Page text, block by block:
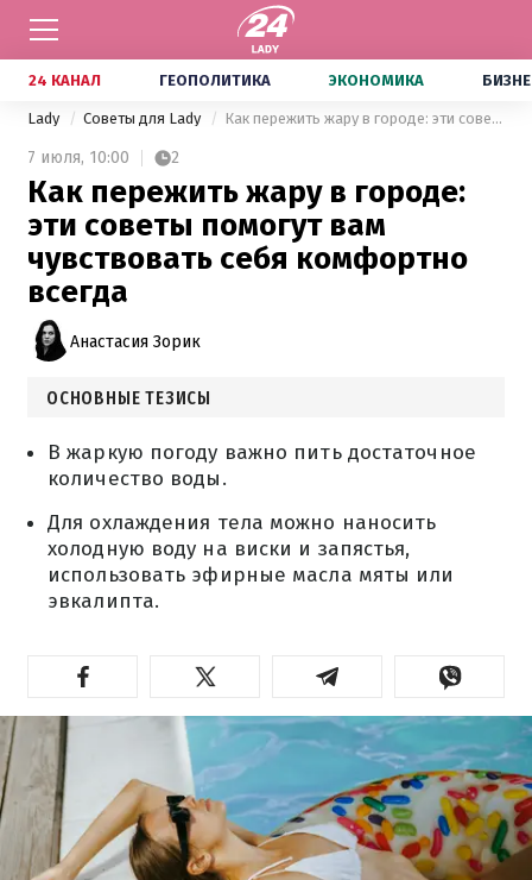
24 КАНАЛ ГЕОПОЛИТИКА ЭКОНОМИКА
Lady Советы для Lady Как пережить жару в городе: эти советы помогут вам чувствовать себя комфортно всегда
7 июля, 10:00 2
Как пережить жару в городе:
эти советы помогут вам
чувствовать себя комфортно
всегда
Анастасия Зорик
ОСНОВНЫЕ ТЕЗИСЫ
В жаркую погоду важно пить достаточное
количество воды.
Для охлаждения тела можно наносить
холодную воду на виски и запястья,
использовать эфирные масла мяты или
эвкалипта.